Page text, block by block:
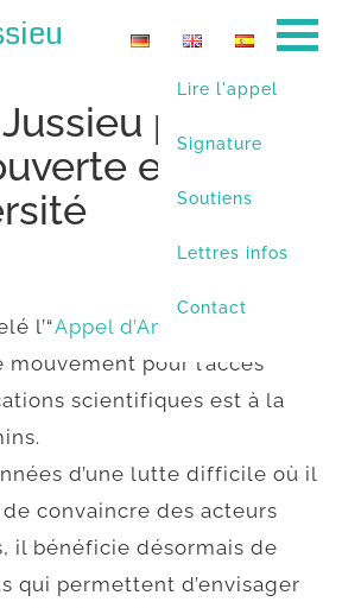
Lire l'appel
Signature
Soutiens
Lettres infos
Contact
pour la
et la
l’“Appel d’Amsterdam
mouvement pour l’accès
scientifiques est à la
d’une lutte difficile où il
de convaincre des acteurs
il bénéficie désormais de
qui permettent d’envisager